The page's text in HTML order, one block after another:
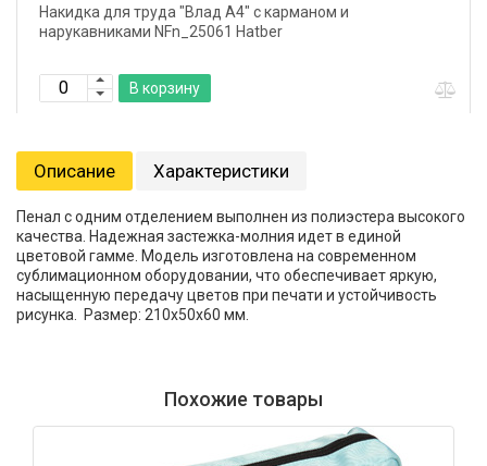
Накидка для труда "Влад А4" с карманом и
нарукавниками NFn_25061 Hatber
В корзину
Описание Характеристики
Пенал с одним отделением выполнен из полиэстера высокого
качества. Надежная застежка-молния идет в единой
цветовой гамме. Модель изготовлена на современном
сублимационном оборудовании, что обеспечивает яркую,
насыщенную передачу цветов при печати и устойчивость
рисунка. Размер: 210х50х60 мм.
Похожие товары